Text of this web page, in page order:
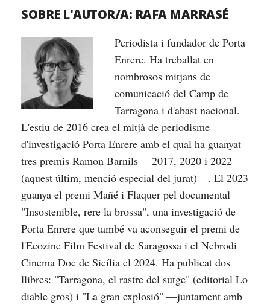
SOBRE L'AUTOR/A: RAFA MARRASÉ
Periodista i fundador de Porta
Enrere. Ha treballat en
nombrosos mitjans de
comunicació del Camp de
Tarragona i d'abast nacional.
L'estiu de 2016 crea el mitjà de periodisme
d'investigació Porta Enrere amb el qual ha guanyat
tres premis Ramon Barnils —2017, 2020 i 2022
(aquest últim, menció especial del jurat)—. El 2023
guanya el premi Mañé i Flaquer pel documental
"Insostenible, rere la brossa", una investigació de
Porta Enrere que també va aconseguir el premi de
l'Ecozine Film Festival de Saragossa i el Nebrodi
Cinema Doc de Sicília el 2024. Ha publicat dos
llibres: "Tarragona, el rastre del sutge" (editorial Lo
diable gros) i "La gran explosió" —juntament amb